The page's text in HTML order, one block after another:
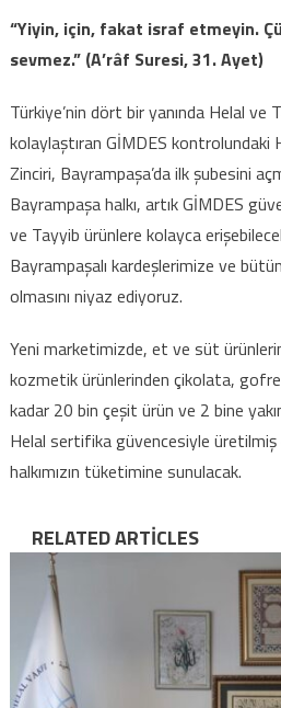
“Yiyin, için, fakat israf etmeyin.
sevmez.” (A’râf Suresi, 31. Ayet)
Türkiye’nin dört bir yanında Helal ve
kolaylaştıran GİMDES
Zinciri, Bayrampaşa’da ilk şubesini
Bayrampaşa halkı, artık GİMDES
ve Tayyib ürünlere kolayca
Bayrampaşalı kardeşlerimize ve
olmasını niyaz ediyoruz.
Yeni marketimizde, et ve süt
kozmetik ürünlerinden çikolata,
kadar 20 bin çeşit ürün ve 2 bine
Helal sertifika güvencesiyle üretilmiş
halkımızın tüketimine sunulacak.
RELATED ARTICLES